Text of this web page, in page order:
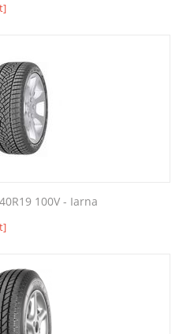
100V - Iarna